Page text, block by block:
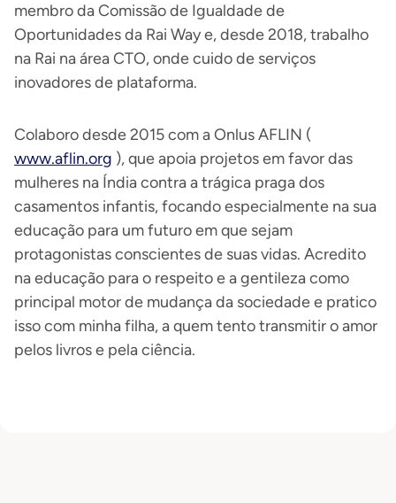
membro da Comissão de Igualdade de
Oportunidades da Rai Way e, desde 2018, trabalho
na Rai na área CTO, onde cuido de serviços
inovadores de plataforma.
Colaboro desde 2015 com a Onlus AFLIN (
www.aflin.org ), que apoia projetos em favor das
mulheres na Índia contra a trágica praga dos
casamentos infantis, focando especialmente na sua
educação para um futuro em que sejam
protagonistas conscientes de suas vidas. Acredito
na educação para o respeito e a gentileza como
principal motor de mudança da sociedade e pratico
isso com minha filha, a quem tento transmitir o amor
pelos livros e pela ciência.